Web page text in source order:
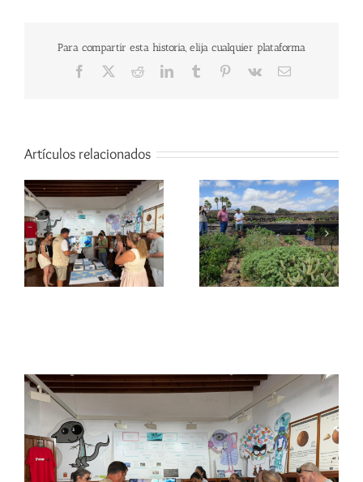
Para compartir esta historia, elija cualquier plataforma
Facebook RedditLinkedInTumblr Pinterest
Vk
Correo
Artículos relacionados